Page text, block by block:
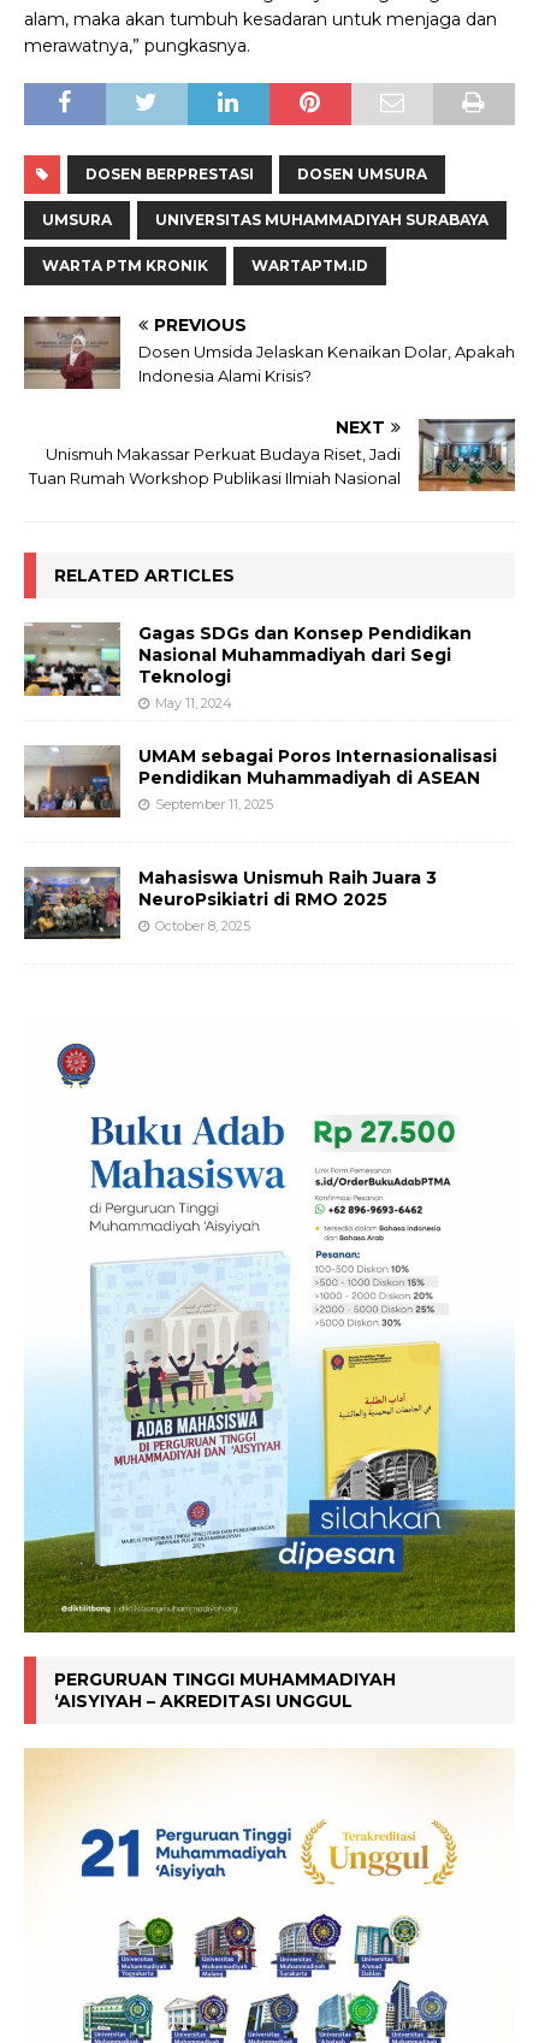
alam, maka akan tumbuh kesadaran untuk menjaga dan
merawatnya,” pungkasnya.
DOSEN BERPRESTASI DOSEN UMSURA
UMSURA UNIVERSITAS MUHAMMADIYAH SURABAYA
WARTA PTM KRONIK WARTAPTM.ID
PREVIOUS
Dosen Umsida Jelaskan Kenaikan Dolar, Apakah
Indonesia Alami Krisis?
NEXT
Unismuh Makassar Perkuat Budaya Riset, Jadi
Tuan Rumah Workshop Publikasi Ilmiah Nasional
RELATED ARTICLES
Gagas SDGs dan Konsep Pendidikan
Nasional Muhammadiyah dari Segi
Teknologi
May 11, 2024
UMAM sebagai Poros Internasionalisasi
Pendidikan Muhammadiyah di ASEAN
September 11, 2025
Mahasiswa Unismuh Raih Juara 3
NeuroPsikiatri di RMO 2025
October 8, 2025
PERGURUAN TINGGI MUHAMMADIYAH
‘AISYIYAH – AKREDITASI UNGGUL